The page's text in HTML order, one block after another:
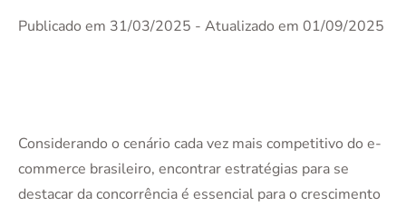
Publicado em 31/03/2025 - Atualizado em 01/09/2025
Considerando o cenário cada vez mais competitivo do e-
commerce brasileiro, encontrar estratégias para se
destacar da concorrência é essencial para o crescimento